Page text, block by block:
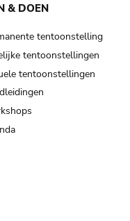
& DOEN
tentoonstelling
tentoonstellingen
tentoonstellingen